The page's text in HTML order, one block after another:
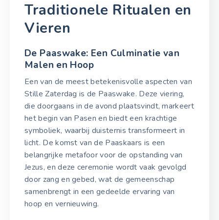
Traditionele Ritualen en
Vieren
De Paaswake: Een Culminatie van
Malen en Hoop
Een van de meest betekenisvolle aspecten van
Stille Zaterdag is de Paaswake. Deze viering,
die doorgaans in de avond plaatsvindt, markeert
het begin van Pasen en biedt een krachtige
symboliek, waarbij duisternis transformeert in
licht. De komst van de Paaskaars is een
belangrijke metafoor voor de opstanding van
Jezus, en deze ceremonie wordt vaak gevolgd
door zang en gebed, wat de gemeenschap
samenbrengt in een gedeelde ervaring van
hoop en vernieuwing.